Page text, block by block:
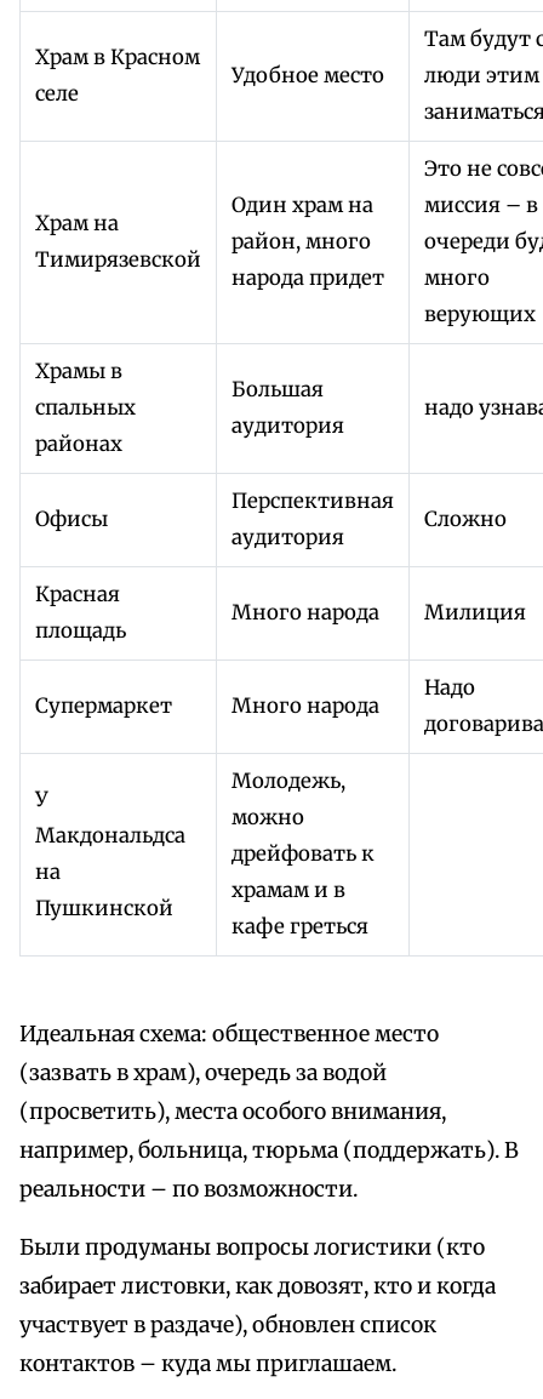
Храм в Красном
селе
Удобное место
Там будут
люди этим
Храм на
Тимирязевской
Один храм на
район, много
народа придет
Это не
миссия – в
очереди
много
верующих
Храмы в
спальных
районах
Большая
аудитория
надо
Офисы
Перспективная
аудитория
Сложно
Красная
площадь
Много народа Милиция
Супермаркет Много народа
Надо
У
Макдональдса
на
Пушкинской
Молодежь,
можно
дрейфовать к
храмам и в
кафе греться
Идеальная схема: общественное место
(зазвать в храм), очередь за водой
(просветить), места особого внимания,
например, больница, тюрьма (поддержать). В
реальности – по возможности.
Были продуманы вопросы логистики (кто
забирает листовки, как довозят, кто и когда
участвует в раздаче), обновлен список
контактов – куда мы приглашаем.